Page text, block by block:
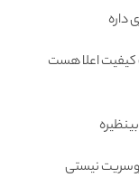
داره
کیفیت اعلا هست
نیستی